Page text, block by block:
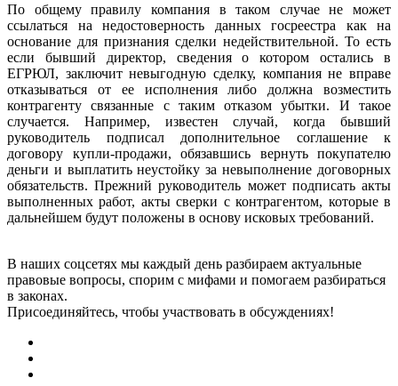
По общему правилу компания в таком случае не может
ссылаться на недостоверность данных госреестра как на
основание для признания сделки недействительной. То есть
если бывший директор, сведения о котором остались в
ЕГРЮЛ, заключит невыгодную сделку, компания не вправе
отказываться от ее исполнения либо должна возместить
контрагенту связанные с таким отказом убытки. И такое
случается. Например, известен случай, когда бывший
руководитель подписал дополнительное соглашение к
договору купли-продажи, обязавшись вернуть покупателю
деньги и выплатить неустойку за невыполнение договорных
обязательств. Прежний руководитель может подписать акты
выполненных работ, акты сверки с контрагентом, которые в
дальнейшем будут положены в основу исковых требований.
В наших соцсетях мы каждый день разбираем актуальные
правовые вопросы, спорим с мифами и помогаем разбираться
в законах.
Присоединяйтесь, чтобы участвовать в обсуждениях!